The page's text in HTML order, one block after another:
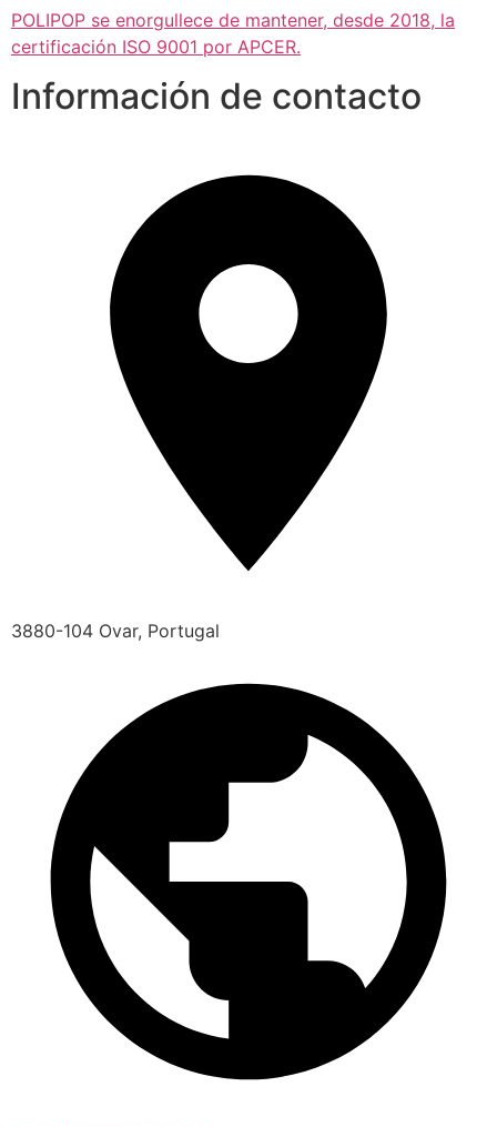
POLIPOP se enorgullece de mantener, desde 2018, la
certificación ISO 9001 por APCER.
Información de contacto
3880-104 Ovar, Portugal